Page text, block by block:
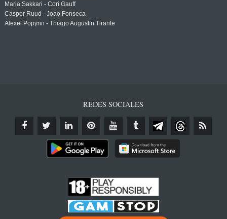
Maria Sakkari - Cori Gauff
Casper Ruud - Joao Fonseca
Alexei Popyrin - Thiago Augustin Tirante
REDES SOCIALES